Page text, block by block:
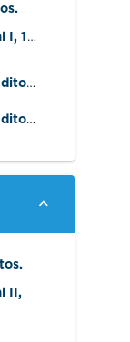
I, 18
Geometría Analítica I, 10 créditos.
Geometría Moderna I, 10 créditos.
II,